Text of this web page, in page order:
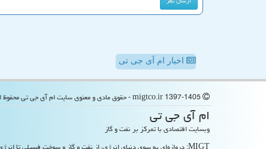
اخبار ام آی جی تی
ام آی جی تی
وبسایت اقتصادی با تمرکز بر نفت و گاز